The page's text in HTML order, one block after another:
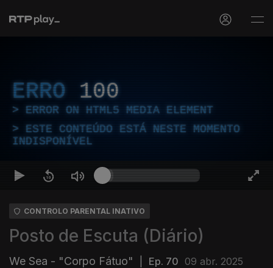
ERRO 100
ERROR ON HTML5 MEDIA ELEMENT
ESTE CONTEÚDO ESTÁ NESTE MOMENTO
INDISPONÍVEL
CONTROLO PARENTAL INATIVO
Posto de Escuta (Diário)
We Sea - "Corpo Fátuo" Ep. 70 09 abr. 2025